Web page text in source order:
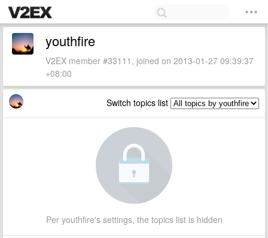
youthfire
V2EX member #33111, joined on 2013-01-27 09:39:37
+08:00
Switch topics list
Per youthfire's settings, the topics list is hidden